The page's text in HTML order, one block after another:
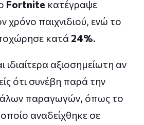
Fortnite κατέγραψε
χρόνο παιχνιδιού, ενώ το
κατά 24%.
ιδιαίτερα αξιοσημείωτη αν
ότι συνέβη παρά την
παραγωγών, όπως το
αναδείχθηκε σε